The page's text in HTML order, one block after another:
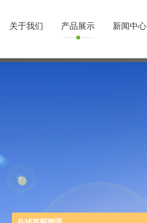
关于我们 产品展示 新闻中心